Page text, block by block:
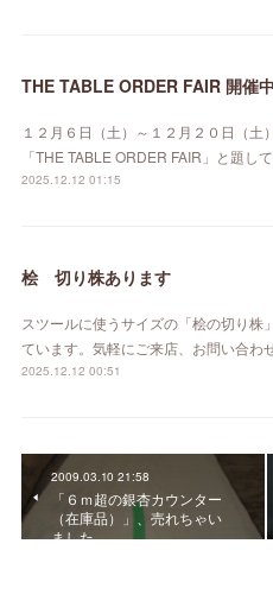
THE TABLE ORDER FAIR 開催中
１２月６日（土）～１２月２０日（土
「THE TABLE ORDER FAIR」と題し
2025.12.12 01:15
桧 切り株あります
スツールに使うサイズの「桧の切り株
ています。気軽にご来店、お問い合わ
2025.12.12 00:51
2009.03.10 21:58
「６ｍ超の銀杏カウンター
（在庫品）」、売れちゃい
ました。